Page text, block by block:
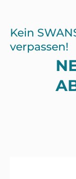
k
a
m
n
Kein
verpassen!